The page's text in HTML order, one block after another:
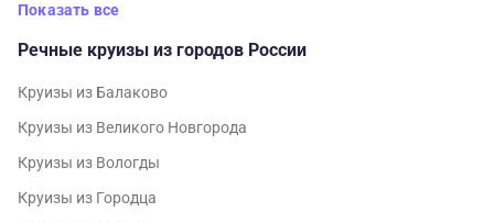
Показать все
Речные круизы из городов России
Круизы из Балаково
Круизы из Великого Новгорода
Круизы из Вологды
Круизы из Городца